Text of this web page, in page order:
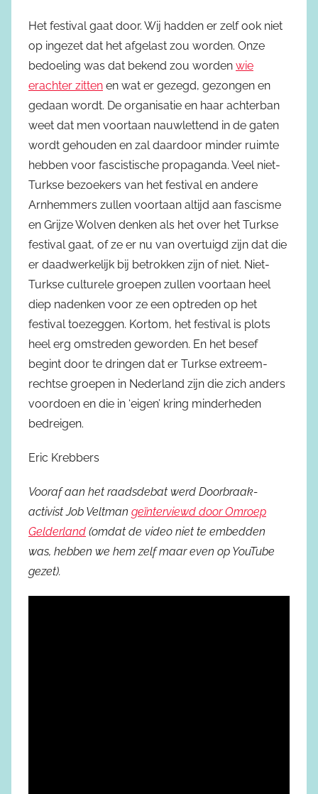
Het festival gaat door. Wij hadden er zelf ook niet
op ingezet dat het afgelast zou worden. Onze
bedoeling was dat bekend zou worden wie
erachter zitten en wat er gezegd, gezongen en
gedaan wordt. De organisatie en haar achterban
weet dat men voortaan nauwlettend in de gaten
wordt gehouden en zal daardoor minder ruimte
hebben voor fascistische propaganda. Veel niet-
Turkse bezoekers van het festival en andere
Arnhemmers zullen voortaan altijd aan fascisme
en Grijze Wolven denken als het over het Turkse
festival gaat, of ze er nu van overtuigd zijn dat die
er daadwerkelijk bij betrokken zijn of niet. Niet-
Turkse culturele groepen zullen voortaan heel
diep nadenken voor ze een optreden op het
festival toezeggen. Kortom, het festival is plots
heel erg omstreden geworden. En het besef
begint door te dringen dat er Turkse extreem-
rechtse groepen in Nederland zijn die zich anders
voordoen en die in ‘eigen’ kring minderheden
bedreigen.
Eric Krebbers
Vooraf aan het raadsdebat werd Doorbraak-
activist Job Veltman geïnterviewd door Omroep
Gelderland (omdat de video niet te embedden
was, hebben we hem zelf maar even op YouTube
gezet).